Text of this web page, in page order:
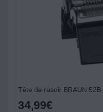
Tête de rasoir BRAUN
34,99€